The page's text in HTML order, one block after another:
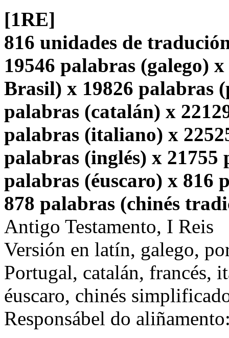
[1RE]
816 unidades de
19546 palabras (galego)
Brasil) x 19826 palabras
palabras (catalán) x
palabras (italiano) x
palabras (inglés) x 21755
palabras (éuscaro) x 816
878 palabras (chinés
Antigo Testamento, I Reis
Versión en latín, galego,
Portugal, catalán, francés,
éuscaro, chinés
Responsábel do